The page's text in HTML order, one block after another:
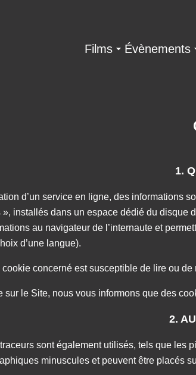
Films Évènements
1.
d’un service en ligne, des informations
installés dans un espace dédié du disque
au navigateur de l’internaute et
d’une langue).
concerné est susceptible de lire ou
sur le Site, nous vous informons que des
2.
traceurs sont également utilisés, tels que
minuscules et peuvent être placés